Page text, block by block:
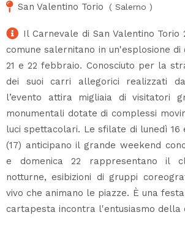
San Valentino Torio ( Salerno )
Il Carnevale di San Valentino
comune salernitano in un'esplosione di
21 e 22 febbraio. Conosciuto per la
dei suoi carri allegorici realizzati
l’evento attira migliaia di visitatori
monumentali dotate di complessi
luci spettacolari. Le sfilate di lunedì 16
(17) anticipano il grande weekend
e domenica 22 rappresentano il
notturne, esibizioni di gruppi
vivo che animano le piazze. È una
cartapesta incontra l'entusiasmo della